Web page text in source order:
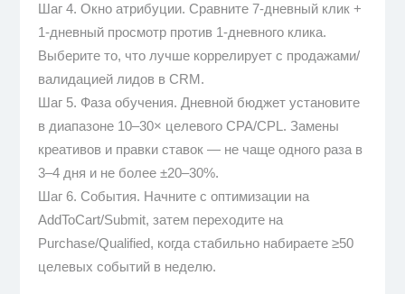
Шаг 4. Окно атрибуции. Сравните 7-дневный клик +
1-дневный просмотр против 1-дневного клика.
Выберите то, что лучше коррелирует с продажами/
валидацией лидов в CRM.
Шаг 5. Фаза обучения. Дневной бюджет установите
в диапазоне 10–30× целевого CPA/CPL. Замены
креативов и правки ставок — не чаще одного раза в
3–4 дня и не более ±20–30%.
Шаг 6. События. Начните с оптимизации на
AddToCart/Submit, затем переходите на
Purchase/Qualified, когда стабильно набираете ≥50
целевых событий в неделю.